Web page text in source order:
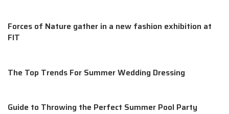
Forces of Nature gather in a new fashion exhibition at
FIT
The Top Trends For Summer Wedding Dressing
Guide to Throwing the Perfect Summer Pool Party